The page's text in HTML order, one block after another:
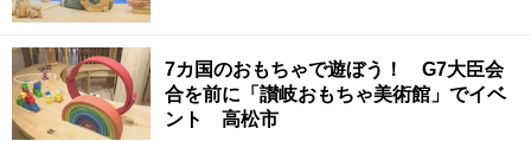
7カ国のおもちゃで遊ぼう！ G7大臣会
合を前に「讃岐おもちゃ美術館」でイベ
ント 高松市